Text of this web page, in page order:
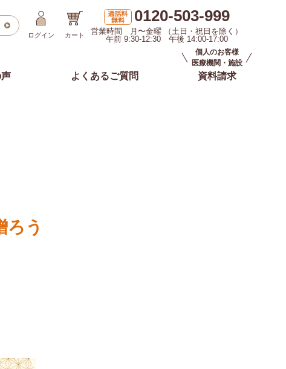
ログイン
カート
0120-503-999
営業時間 月〜金曜 （土日・祝日を除く）
午前 9:30-12:30 午後 14:00-17:00
よくあるご質問
個人のお客様
医療機関・施設
資料請求
ろう